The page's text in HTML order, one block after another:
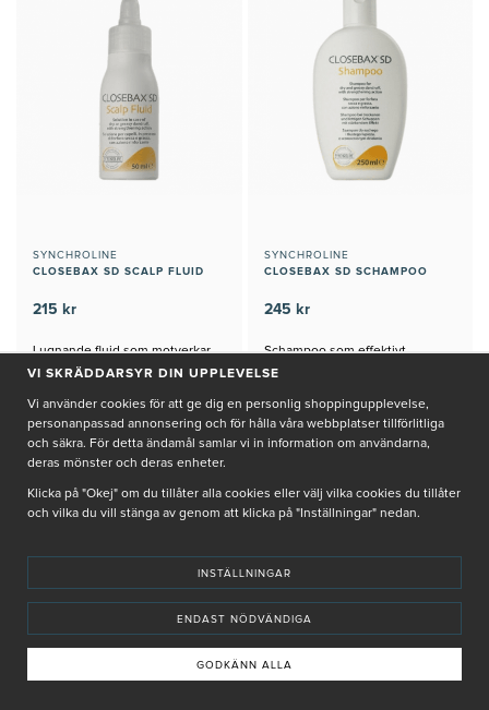
SYNCHROLINE
CLOSEBAX SD SCALP FLUID
215 kr
Lugnande fluid som motverkar
fet hårbotten och mjäll
KÖP+
SYNCHROLINE
CLOSEBAX SD SCHAMPOO
245 kr
Schampoo som effektivt
motverkar mjäll och seborroiskt
KÖP+
VI SKRÄDDARSYR DIN UPPLEVELSE
Vi använder cookies för att ge dig en personlig shoppingupplevelse,
personanpassad annonsering och för hålla våra webbplatser tillförlitliga
och säkra. För detta ändamål samlar vi in information om användarna,
deras mönster och deras enheter.
Klicka på "Okej" om du tillåter alla cookies eller välj vilka cookies du tillåter
och vilka du vill stänga av genom att klicka på "Inställningar" nedan.
INSTÄLLNINGAR
ENDAST NÖDVÄNDIGA
GODKÄNN ALLA